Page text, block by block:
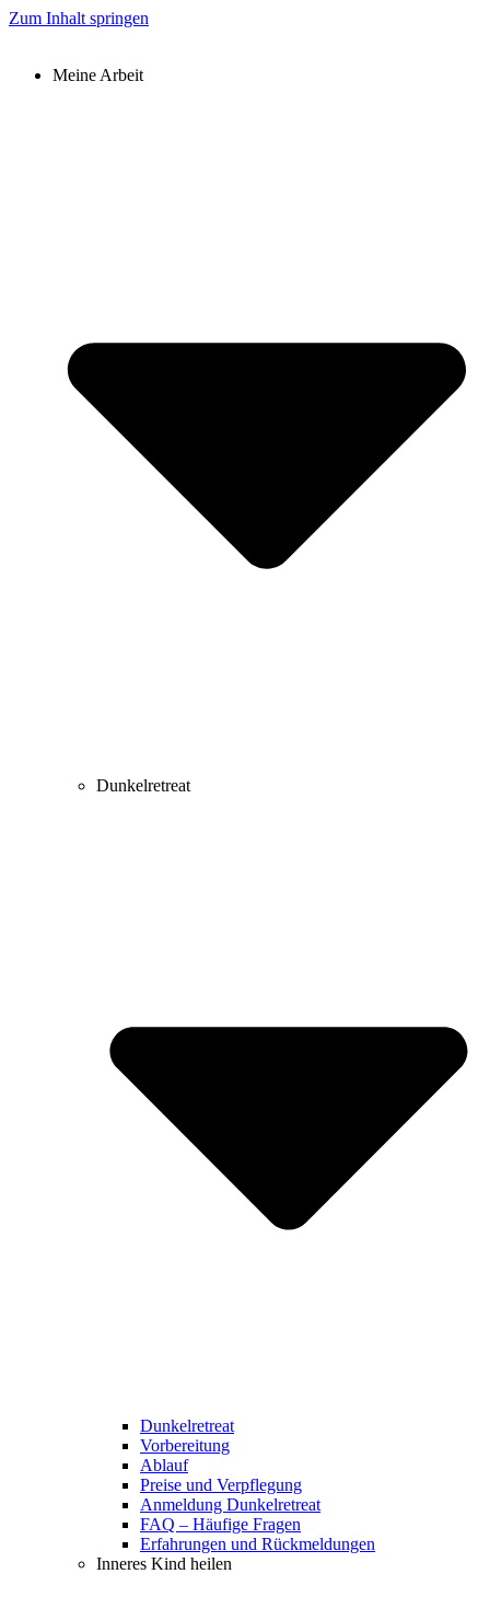
Zum Inhalt springen
Meine Arbeit
Dunkelretreat
Dunkelretreat
Vorbereitung
Ablauf
Preise und Verpflegung
Anmeldung Dunkelretreat
FAQ – Häufige Fragen
Erfahrungen und Rückmeldungen
Inneres Kind heilen